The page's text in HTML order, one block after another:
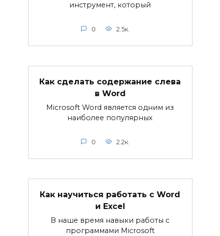
инструмент, который
0 2.5к.
Как сделать содержание слева
в Word
Microsoft Word является одним из
наиболее популярных
0 2.2к.
Как научиться работать с Word
и Excel
В наше время навыки работы с
программами Microsoft